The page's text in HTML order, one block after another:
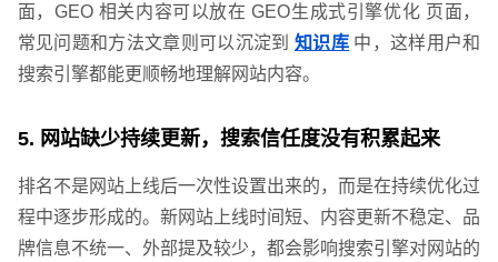
面，GEO 相关内容可以放在 GEO生成式引擎优化 页面，
常见问题和方法文章则可以沉淀到 知识库 中，这样用户和
搜索引擎都能更顺畅地理解网站内容。
5. 网站缺少持续更新，搜索信任度没有积累起来
排名不是网站上线后一次性设置出来的，而是在持续优化过
程中逐步形成的。新网站上线时间短、内容更新不稳定、品
牌信息不统一、外部提及较少，都会影响搜索引擎对网站的